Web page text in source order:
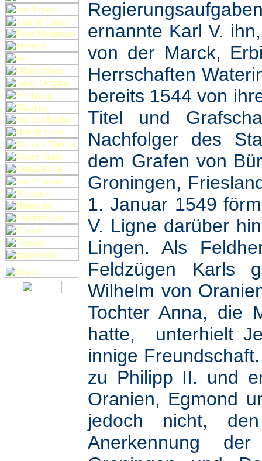
ernannte Karl V.
von der Marck,
Herrschaften
bereits 1544 von
Titel und
Nachfolger des
dem Grafen von
Groningen,
1. Januar 1549
V. Ligne darüber
Lingen. Als
Feldzügen Karls
Wilhelm von
Tochter Anna, die
hatte, unterhielt
innige
zu Philipp II. und
Oranien, Egmond
jedoch nicht,
Anerkennung